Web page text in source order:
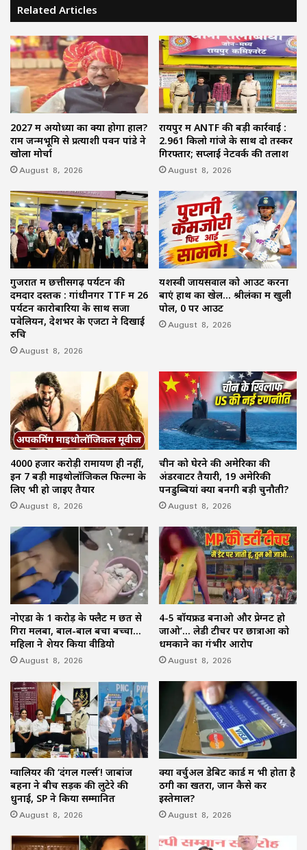
Related Articles
2027 में अयोध्या का क्या होगा हाल?
राम जन्मभूमि से प्रत्याशी पवन पांडे ने
खोला मोर्चा
August 8, 2026
रायपुर में ANTF की बड़ी कार्रवाई :
2.961 किलो गांजे के साथ दो तस्कर
गिरफ्तार; सप्लाई नेटवर्क की तलाश
August 8, 2026
गुजरात में छत्तीसगढ़ पर्यटन की
दमदार दस्तक : गांधीनगर TTF में 26
पर्यटन कारोबारियों के साथ सजा
पवेलियन, देशभर के एजेंटों ने दिखाई
रुचि
August 8, 2026
यशस्वी जायसवाल को आउट करना
बाएं हाथ का खेल… श्रीलंका में खुली
पोल, 0 पर आउट
August 8, 2026
4000 हजार करोड़ी रामायण ही नहीं,
इन 7 बड़ी माइथोलॉजिकल फिल्मों के
लिए भी हो जाइए तैयार
August 8, 2026
चीन को घेरने की अमेरिका की
अंडरवाटर तैयारी, 19 अमेरिकी
पनडुब्बियां क्यों बनेंगी बड़ी चुनौती?
August 8, 2026
नोएडा के 1 करोड़ के फ्लैट में छत से
गिरा मलबा, बाल-बाल बचा बच्चा…
महिला ने शेयर किया वीडियो
August 8, 2026
4-5 बॉयफ्रेंड बनाओ और प्रेग्नेंट हो
जाओ’… लेडी टीचर पर छात्राओं को
धमकाने का गंभीर आरोप
August 8, 2026
ग्वालियर की ‘दंगल गर्ल्स’! जाबांज
बहनों ने बीच सड़क की लुटेरे की
धुनाई, SP ने किया सम्मानित
August 8, 2026
क्या वर्चुअल डेबिट कार्ड में भी होता है
ठगी का खतरा, जानें कैसे करें
इस्तेमाल?
August 8, 2026